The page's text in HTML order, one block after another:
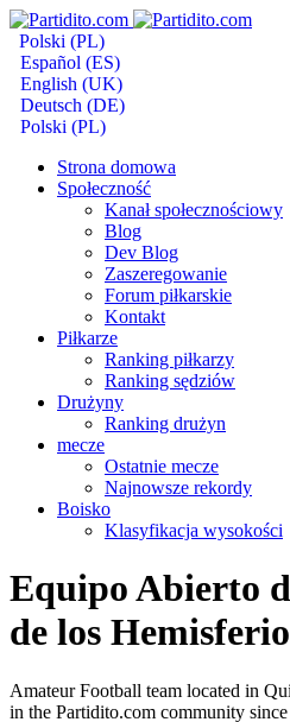
Polski (PL)
Español (ES)
English (UK)
Deutsch (DE)
Polski (PL)
Strona domowa
Społeczność
Kanał społecznościowy
Blog
Dev Blog
Zaszeregowanie
Forum piłkarskie
Kontakt
Piłkarze
Ranking piłkarzy
Ranking sędziów
Drużyny
Ranking drużyn
mecze
Ostatnie mecze
Najnowsze rekordy
Boisko
Klasyfikacja wysokości
Equipo Abierto
de los
Amateur Football team located in
in the Partidito.com community